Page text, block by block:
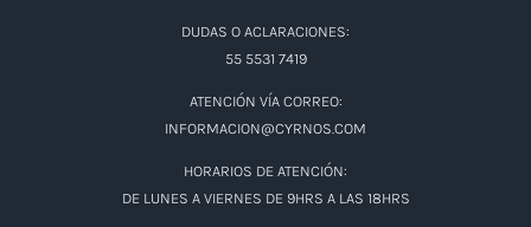
DUDAS O ACLARACIONES:
55 5531 7419
ATENCIÓN VÍA CORREO:
INFORMACION@CYRNOS.COM
HORARIOS DE ATENCIÓN:
DE LUNES A VIERNES DE 9HRS A LAS 18HRS